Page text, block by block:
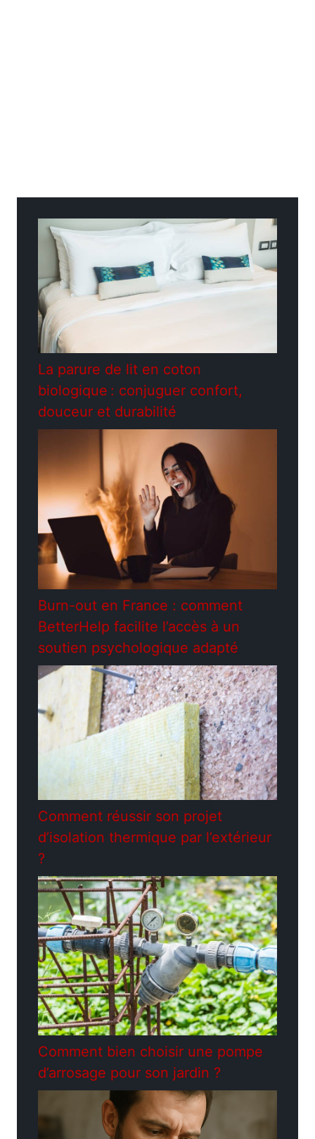
La parure de lit en coton
biologique : conjuguer confort,
douceur et durabilité
Burn-out en France : comment
BetterHelp facilite l’accès à un
soutien psychologique adapté
Comment réussir son projet
d’isolation thermique par l’extérieur
?
Comment bien choisir une pompe
d’arrosage pour son jardin ?